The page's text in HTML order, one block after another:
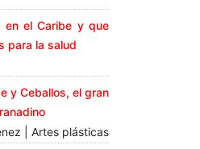
en el Caribe y que
para la salud
y Ceballos, el gran
| Artes plásticas